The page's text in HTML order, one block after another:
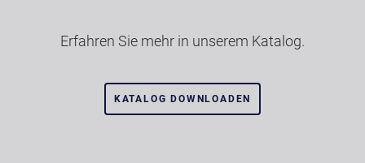
Erfahren Sie mehr in unserem Katalog.
KATALOG DOWNLOADEN